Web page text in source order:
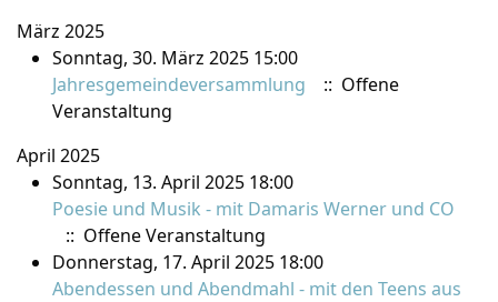
März 2025
Sonntag, 30. März 2025 15:00
Jahresgemeindeversammlung
:: Offene
Veranstaltung
April 2025
Sonntag, 13. April 2025 18:00
Poesie und Musik - mit Damaris Werner und CO
:: Offene Veranstaltung
Donnerstag, 17. April 2025 18:00
Abendessen und Abendmahl - mit den Teens aus